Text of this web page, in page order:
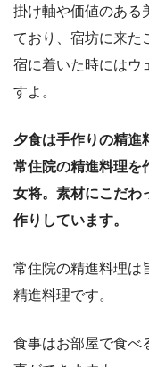
掛け軸や価値のある
ており、宿坊に来た
宿に着いた時にはウ
すよ。
夕食は手作りの精進
常住院の精進料理を
女将。素材にこだわ
作りしています。
常住院の精進料理は
精進料理です。
食事はお部屋で食べ